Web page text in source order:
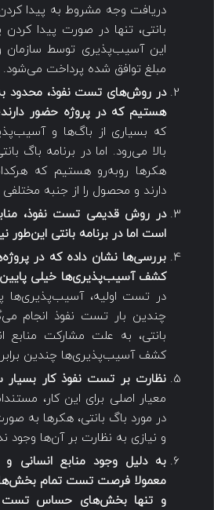
دریافت وجه مشروط به پیدا
بانتی، تنها در صورت پیدا
مبلغ توافق شده پرداخت می‌شود.
در روش‌های تست نفوذ، محدود به
هستیم که در پروژه حضور دارند
که بسیاری از باگ‌ها و
بالا می‌رود. اما در برنامه باگ
هکرها روبه‌رو هستیم که
دارند و محصول را از جنبه
در روش قدیمی تست نفوذ،
است اما در برنامه بانتی این‌طور
بررسی‌ها نشان داده که در
کشف آسیب‌پذیری‌ها خیلی
در تست اولیه، آسیب‌پذیری‌ها
چندین بار تست نفوذ انجام
بانتی، به علت مشارکت منابع
کشف آسیب‌پذیری‌ها چندین
نظارت بر تست نفوذ کار
معیار اصلی برای این کار،
در مورد باگ بانتی، هکرها به
و نیازی به نظارت بر آن‌ها وجود
به دلیل وجود منابع انسانی
معمولا فرصت تست تمام
و تنها بخش‌های حساس تست